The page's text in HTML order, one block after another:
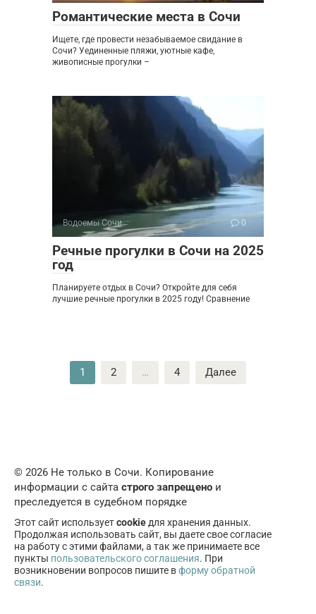
Романтические места в Сочи
Ищете, где провести незабываемое свидание в
Сочи? Уединенные пляжи, уютные кафе,
живописные прогулки –
Водоемы Сочи 0
Речные прогулки в Сочи на 2025
год
Планируете отдых в Сочи? Откройте для себя
лучшие речные прогулки в 2025 году! Сравнение
1 2 … 4 Далее
© 2026 Не только в Сочи. Копирование
информации с сайта строго запрещено и
преследуется в судебном порядке
Этот сайт используетcookie для хранения данных.
Продолжая использовать сайт, вы даете свое согласие
на работу с этими файлами, а так же принимаете все
пункты пользовательского соглашения. При
возникновении вопросов пишите вформу обратной
связи.